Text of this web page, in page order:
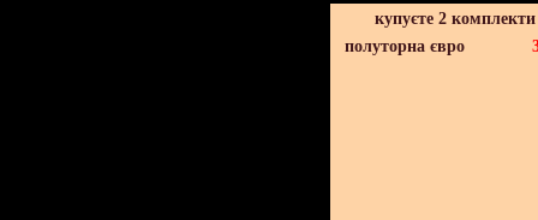
купуєте 2
полуторна євро